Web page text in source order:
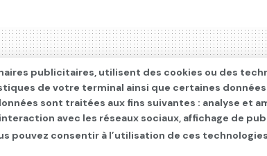
publicitaires, utilisent des cookies ou des
de votre terminal ainsi que certaines
sont traitées aux fins suivantes : analyse et
avec les réseaux sociaux, affichage de
pouvez consentir à l’utilisation de ces